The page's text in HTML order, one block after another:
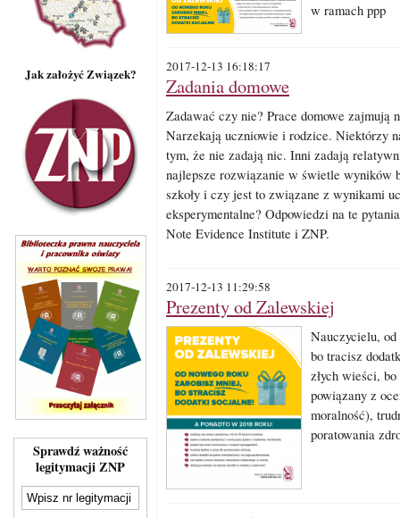
Jak założyć Związek?
Sprawdź ważność
legitymacji ZNP
w ramach ppp
2017-12-13 16:18:17
Zadania domowe
Zadawać czy nie? Prace domowe zajmują
Narzekają uczniowie i rodzice. Niektórzy
tym, że nie zadają nic. Inni zadają
najlepsze rozwiązanie w świetle wyników
szkoły i czy jest to związane z wynikami
eksperymentalne? Odpowiedzi na te
Note Evidence Institute i ZNP.
2017-12-13 11:29:58
Prezenty od Zalewskiej
Nauczycielu,
bo tracisz
złych wieści,
powiązany z
moralność),
poratowania